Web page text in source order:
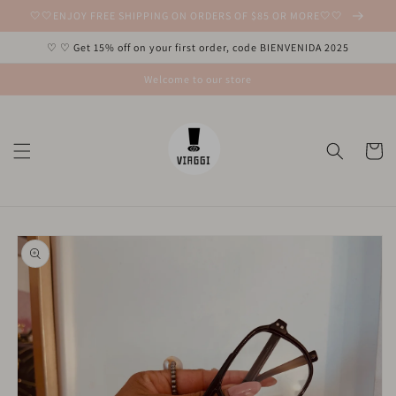
directamente
al contenido
🤍🤍ENJOY FREE SHIPPING ON ORDERS OF $85 OR MORE🤍🤍
♡ ♡ Get 15% off on your first order, code BIENVENIDA 2025
Welcome to our store
Carrito
directamente
a la
información
del producto